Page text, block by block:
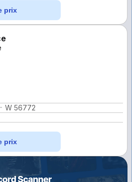
prix
W 56772
prix